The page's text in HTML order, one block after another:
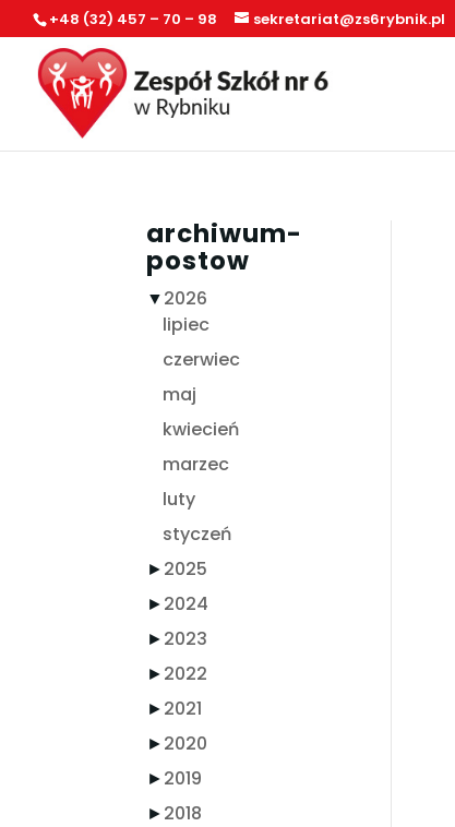
+48 (32) 457 – 70 – 98 sekretariat@zs6rybnik.pl
archiwum-
postow
▼2026
lipiec
czerwiec
maj
kwiecień
marzec
luty
styczeń
►2025
►2024
►2023
►2022
►2021
►2020
►2019
►2018